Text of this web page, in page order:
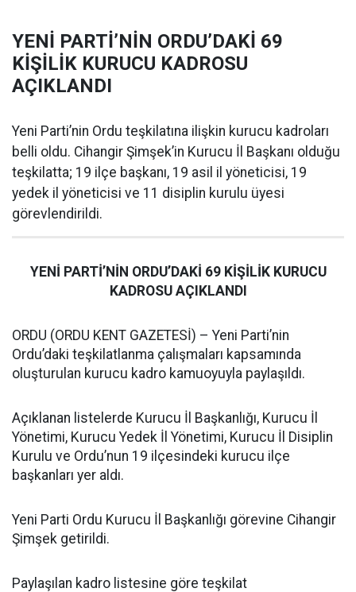
YENİ PARTİ’NİN ORDU’DAKİ 69
KİŞİLİK KURUCU KADROSU
AÇIKLANDI
Yeni Parti’nin Ordu teşkilatına ilişkin kurucu kadroları
belli oldu. Cihangir Şimşek’in Kurucu İl Başkanı olduğu
teşkilatta; 19 ilçe başkanı, 19 asil il yöneticisi, 19
yedek il yöneticisi ve 11 disiplin kurulu üyesi
görevlendirildi.
YENİ PARTİ’NİN ORDU’DAKİ 69 KİŞİLİK KURUCU
KADROSU AÇIKLANDI
ORDU (ORDU KENT GAZETESİ) – Yeni Parti’nin
Ordu’daki teşkilatlanma çalışmaları kapsamında
oluşturulan kurucu kadro kamuoyuyla paylaşıldı.
Açıklanan listelerde Kurucu İl Başkanlığı, Kurucu İl
Yönetimi, Kurucu Yedek İl Yönetimi, Kurucu İl Disiplin
Kurulu ve Ordu’nun 19 ilçesindeki kurucu ilçe
başkanları yer aldı.
Yeni Parti Ordu Kurucu İl Başkanlığı görevine Cihangir
Şimşek getirildi.
Paylaşılan kadro listesine göre teşkilat